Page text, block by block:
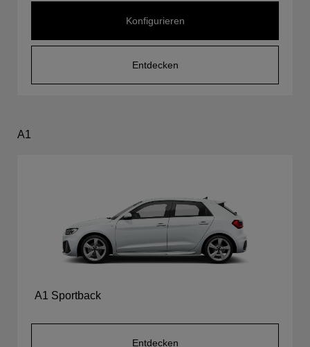
Konfigurieren
Entdecken
A1
A1 Sportback
Entdecken